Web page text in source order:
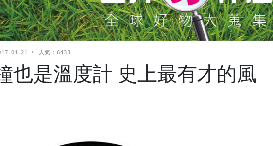
01-21 • 人氣 : 6433
也是溫度計 史上最有才的風